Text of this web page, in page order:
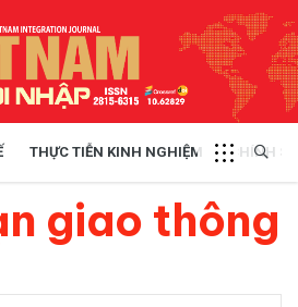
THỰC TIỄN KINH NGHIỆM CHÍNH
giao thông